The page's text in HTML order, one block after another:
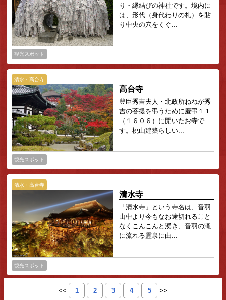
り・縁結びの神社です。境内に
は、形代（身代わりの札）を貼
り中央の穴をくぐ...
観光スポット
清水・高台寺
高台寺
豊臣秀吉夫人・北政所ねねが秀
吉の菩提を弔うために慶弔１１
（１６０６）に開いたお寺で
す。桃山建築らしい...
観光スポット
清水・高台寺
清水寺
「清水寺」という寺名は、音羽
山中より今もなお途切れること
なくこんこんと湧き、音羽の滝
に流れる霊泉に由...
観光スポット
<< 1 2 3 4 5
>>